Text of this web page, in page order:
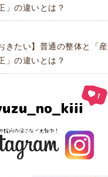
」の違いとは？
きたい】普通の整体と「産
」の違いとは？